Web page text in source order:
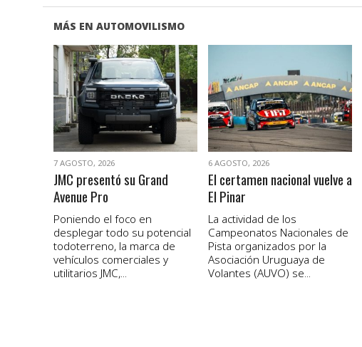
MÁS EN AUTOMOVILISMO
VER NOTA
7 AGOSTO, 2026
JMC presentó su Grand
Avenue Pro
Poniendo el foco en
desplegar todo su potencial
todoterreno, la marca de
vehículos comerciales y
utilitarios JMC,...
VER NOTA
6 AGOSTO, 2026
El certamen nacional vuelve a
El Pinar
La actividad de los
Campeonatos Nacionales de
Pista organizados por la
Asociación Uruguaya de
Volantes (AUVO) se...